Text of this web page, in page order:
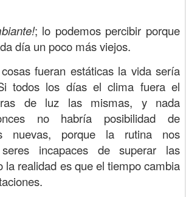
; lo podemos percibir porque
día un poco más viejos.
fueran estáticas la vida sería
todos los días el clima fuera el
de luz las mismas, y nada
no habría posibilidad de
nuevas, porque la rutina nos
incapaces de superar las
la realidad es que el tiempo cambia